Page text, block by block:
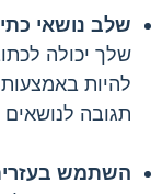
שלב נושאי
שלך יכולה
להיות
תגובה לנושאים
השתמש